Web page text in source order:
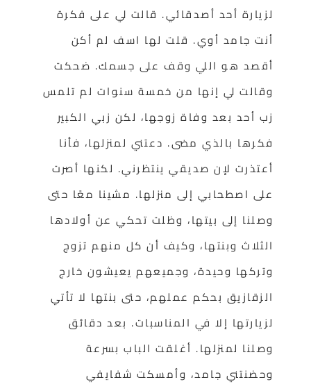
لزيارة أحد أصدقائي. قالت لي على فكرة
أنت جامد أوي. قلت لها اسف لم أكن
أقصد هو اللي وقف على جسمك. ضحكت
وقالت لي إنها من خمسة سنوات لم تلمس
زب أحد بعد وفاة زوجها، لكن زبي الكبير
فكرها بالذي مضى. دعتني لمنزلها، فأنا
أعتذرت لإن صديقي ينتظرني. لكنها أصرت
على اصطحابي إلى منزلها. مشينا معًا حتى
وصلنا إلى بيتها، وظلت تحكي عن أولادها
الثلاث وبنتها، وكيف أن كل منهم تزوج
وتركها وحيدة، وجميعهم يعيشون خارج
الزقازيق بحكم عملهم، حتى بنتها لا تأتي
لزيارتها إلا في المناسبات. بعد دقائق
وصلنا لمنزلها. أغلقت الباب بسرعة
وحضنتني جامد، وأمسكت شفايفي